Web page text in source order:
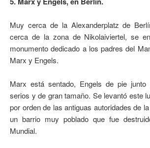
Muy cerca de la Alexanderplatz de
cerca de la zona de Nikolaiviertel, se
monumento dedicado a los padres del
Marx y Engels.
Marx está sentado, Engels de pie
serios y de gran tamaño. Se levantó este
por orden de las antiguas autoridades de
un barrio muy poblado que fue
Mundial.